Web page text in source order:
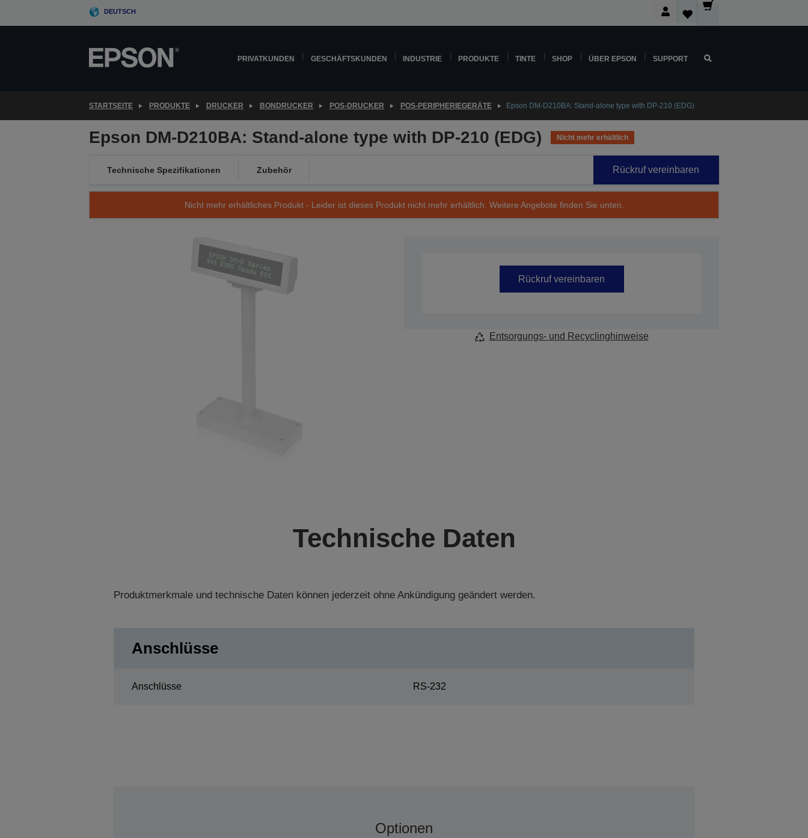
DEUTSCH
PRIVATKUNDEN GESCHÄFTSKUNDEN INDUSTRIE PRODUKTE TINTE SHOP ÜBER EPSON SUPPORT
STARTSEITE PRODUKTE DRUCKER BONDRUCKER POS-DRUCKER POS-PERIPHERIEGERÄTE Epson DM-D210BA: Stand-alone type with DP-210 (EDG)
Epson DM-D210BA: Stand-alone type with DP-210 (EDG) Nicht mehr erhältlich
Technische Spezifikationen Zubehör Rückruf vereinbaren
Nicht mehr erhältliches Produkt - Leider ist dieses Produkt nicht mehr erhältlich. Weitere Angebote finden Sie unten.
Rückruf vereinbaren
Entsorgungs- und Recyclinghinweise
Technische Daten
Produktmerkmale und technische Daten können jederzeit ohne Ankündigung geändert werden.
Anschlüsse
Anschlüsse RS-232
Optionen